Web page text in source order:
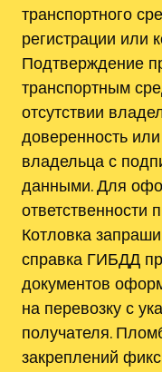
транспортного
регистрации или
Подтверждение
транспортным
отсутствии
доверенность
владельца с
данными. Для
ответственности
Котловка
справка ГИБДД
документов
на перевозку с
получателя.
закреплений